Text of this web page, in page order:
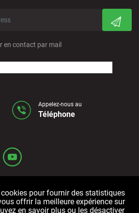
en contact par mail
Appelez-nous au
Téléphone
pour fournir des statistiques
offrir la meilleure expérience sur
en savoir plus ou les désactiver